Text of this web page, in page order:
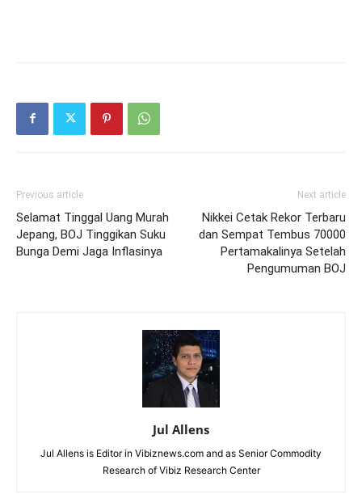
Previous article
Selamat Tinggal Uang Murah
Jepang, BOJ Tinggikan Suku
Bunga Demi Jaga Inflasinya
Next article
Nikkei Cetak Rekor Terbaru
dan Sempat Tembus 70000
Pertamakalinya Setelah
Pengumuman BOJ
Jul Allens
Jul Allens is Editor in Vibiznews.com and as Senior Commodity
Research of Vibiz Research Center